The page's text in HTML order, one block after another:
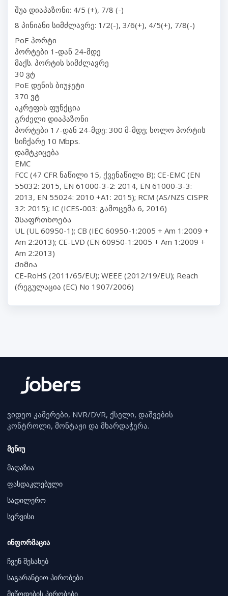
შუა დიაპაზონი: 4/5 (+), 7/8 (-)
8 პინიანი სიმძლავრე: 1/2(-), 3/6(+), 4/5(+), 7/8(-)
PoE პორტი
პორტები 1-დან 24-მდე
მაქს. პორტის სიმძლავრე
30 ვტ
PoE დენის ბიუჯეტი
370 ვტ
აკრეფის ფუნქცია
გრძელი დიაპაზონი
პორტები 17-დან 24-მდე: 300 მ-მდე; ხოლო პორტის
სიჩქარე 10 Mbps.
დამტკიცება
EMC
FCC (47 CFR ნაწილი 15, ქვენაწილი B); CE-EMC (EN
55032: 2015, EN 61000-3-2: 2014, EN 61000-3-3:
2013, EN 55024: 2010 +A1: 2015); RCM (AS/NZS CISPR
32: 2015); IC (ICES-003: გამოცემა 6, 2016)
Უსაფრთხოება
UL (UL 60950-1); CB (IEC 60950-1:2005 + Am 1:2009 +
Am 2:2013); CE-LVD (EN 60950-1:2005 + Am 1:2009 +
Am 2:2013)
Ქიმია
CE-RoHS (2011/65/EU); WEEE (2012/19/EU); Reach
(რეგულაცია (EC) No 1907/2006)
ვიდეო კამერები, NVR/DVR, ქსელი, დაშვების
კონტროლი, მონტაჟი და მხარდაჭერა.
მენიუ
მაღაზია
ფასდაკლებული
სადილერო
სერვისი
ინფორმაცია
ჩვენ შესახებ
საგარანტიო პირობები
მიწოდების პირობები